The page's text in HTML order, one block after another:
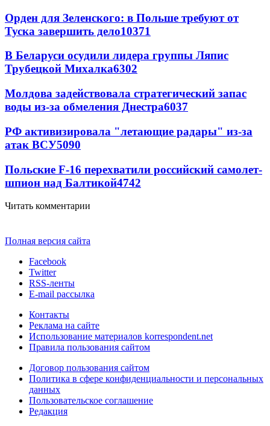
Орден для Зеленского: в Польше требуют от
Туска завершить дело10371
В Беларуси осудили лидера группы Ляпис
Трубецкой Михалка6302
Молдова задействовала стратегический запас
воды из-за обмеления Днестра6037
РФ активизировала "летающие радары" из-за
атак ВСУ5090
Польские F-16 перехватили российский самолет-
шпион над Балтикой4742
Читать комментарии
Полная версия сайта
Facebook
Twitter
RSS-ленты
E-mail рассылка
Контакты
Реклама на сайте
Использование материалов korrespondent.net
Правила пользования сайтом
Договор пользования сайтом
Политика в сфере конфиденциальности и персональных
данных
Пользовательское соглашение
Редакция